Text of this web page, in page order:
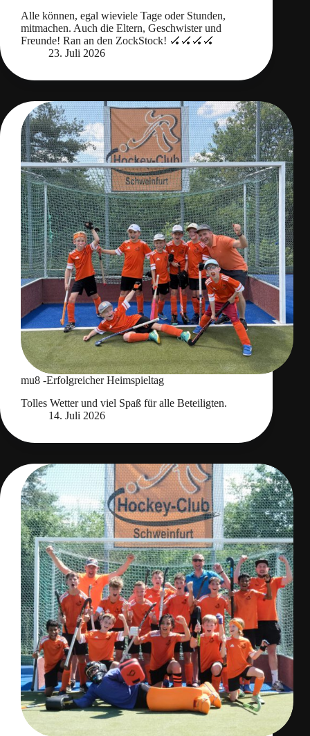
Alle können, egal wieviele Tage oder Stunden,
mitmachen. Auch die Eltern, Geschwister und
Freunde! Ran an den ZockStock! 🏑🏑🏑🏑
23. Juli 2026
mu8 -Erfolgreicher Heimspieltag
Tolles Wetter und viel Spaß für alle Beteiligten.
14. Juli 2026